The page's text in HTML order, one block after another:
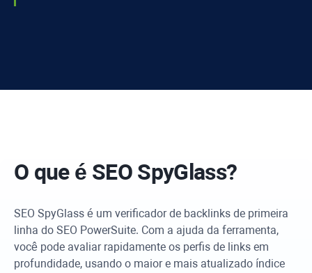
O que é SEO SpyGlass?
SEO SpyGlass é um verificador de backlinks de primeira
linha do SEO PowerSuite. Com a ajuda da ferramenta,
você pode avaliar rapidamente os perfis de links em
profundidade, usando o maior e mais atualizado índice